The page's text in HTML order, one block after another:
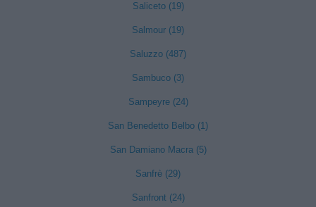
Saliceto (19)
Salmour (19)
Saluzzo (487)
Sambuco (3)
Sampeyre (24)
San Benedetto Belbo (1)
San Damiano Macra (5)
Sanfrè (29)
Sanfront (24)